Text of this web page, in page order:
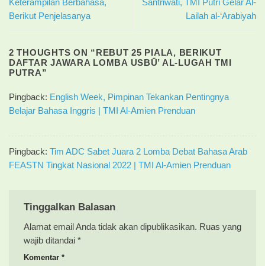
Keterampilan Berbahasa,
Berikut Penjelasanya
Santriwati, TMI Putri Gelar Al-
Lailah al-‘Arabiyah
2 THOUGHTS ON “REBUT 25 PIALA, BERIKUT
DAFTAR JAWARA LOMBA USBŪ’ AL-LUGAH TMI
PUTRA”
Pingback: English Week, Pimpinan Tekankan Pentingnya
Belajar Bahasa Inggris | TMI Al-Amien Prenduan
Pingback: Tim ADC Sabet Juara 2 Lomba Debat Bahasa Arab
FEASTN Tingkat Nasional 2022 | TMI Al-Amien Prenduan
Tinggalkan Balasan
Alamat email Anda tidak akan dipublikasikan. Ruas yang
wajib ditandai *
Komentar *